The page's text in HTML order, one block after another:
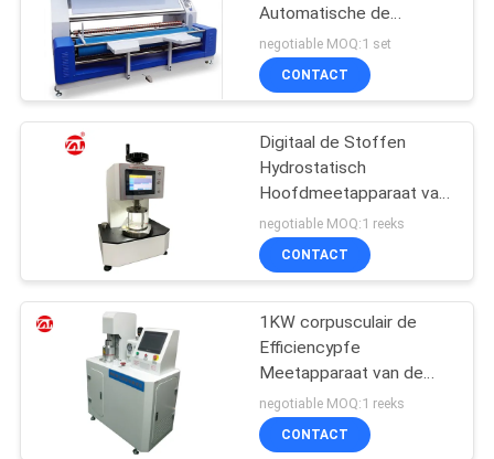
Automatische de
Inspectiemachine van de
Randstof
negotiable MOQ:1 set
CONTACT
Digitaal de Stoffen
Hydrostatisch
Hoofdmeetapparaat van
JIS L1092 met LCD
Touch screen
negotiable MOQ:1 reeks
CONTACT
1KW corpusculair de
Efficiencypfe
Meetapparaat van de
Kwestiefiltratie
negotiable MOQ:1 reeks
CONTACT